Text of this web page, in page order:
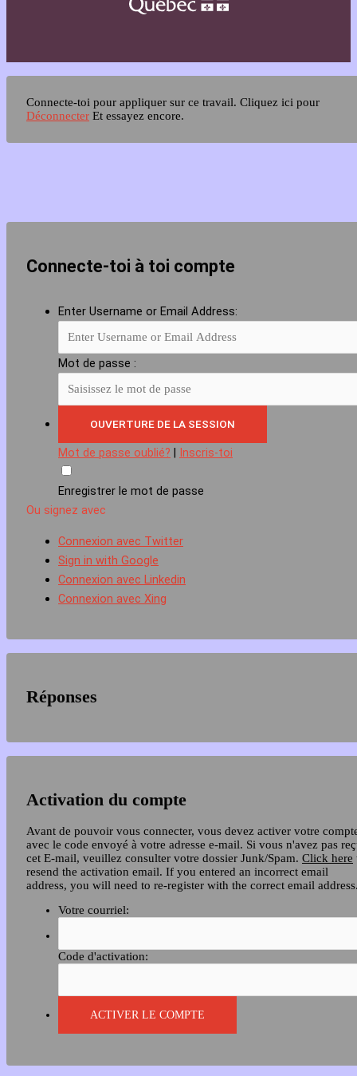
Connecte-toi pour appliquer sur ce travail. Cliquez ici pour
Déconnecter Et essayez encore.
Connecte-toi à toi compte
Enter Username or Email Address:
Mot de passe :
Mot de passe oublié? | Inscris-toi
Enregistrer le mot de passe
Ou signez avec
Connexion avec Twitter
Sign in with Google
Connexion avec Linkedin
Connexion avec Xing
Réponses
Activation du compte
Avant de pouvoir vous connecter, vous devez activer votre
avec le code envoyé à votre adresse e-mail. Si vous n'avez pas
cet E-mail, veuillez consulter votre dossier Junk/Spam. Click here
resend the activation email. If you entered an incorrect email
address, you will need to re-register with the correct email
Votre courriel:
Code d'activation: